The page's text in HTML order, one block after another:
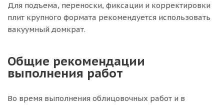
Для подъема, переноски, фиксации и корректировки
плит крупного формата рекомендуется использовать
вакуумный домкрат.
Общие рекомендации
выполнения работ
Во время выполнения облицовочных работ и в